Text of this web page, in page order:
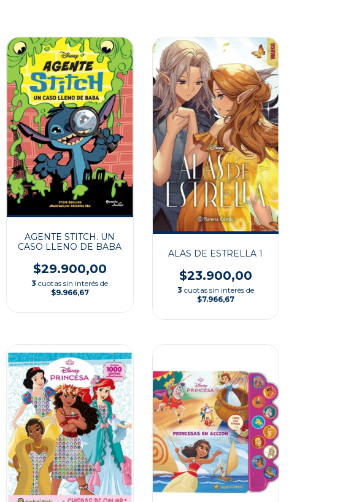
AGENTE STITCH. UN
CASO LLENO DE BABA
$29.900,00
3 cuotas sin interés de
$9.966,67
ALAS DE ESTRELLA 1
$23.900,00
3 cuotas sin interés de
$7.966,67